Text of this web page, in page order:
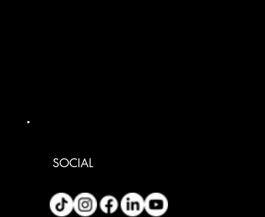
SOCIAL